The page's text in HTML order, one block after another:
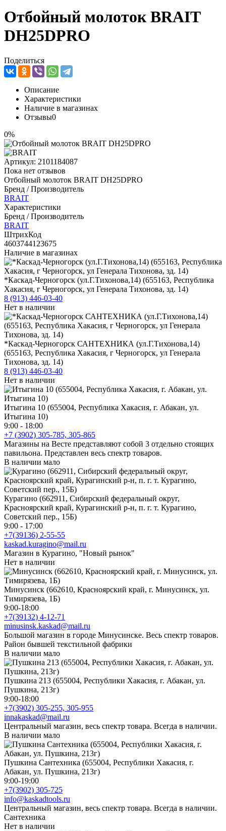
Отбойный молоток BRAIT
DH25DPRO
Поделиться
Описание
Характеристики
Наличие в магазинах
Отзывы0
0%
Артикул: 2101184087
Пока нет отзывов
Отбойный молоток BRAIT DH25DPRO
Бренд / Производитель
BRAIT
Характеристики
Бренд / Производитель
BRAIT
ШтрихКод
4603744123675
Наличие в магазинах
*Каскад-Черногорск (ул.Г.Тихонова,14) (655163, Республика
Хакасия, г Черногорск, ул Генерала Тихонова, зд. 14)
8 (913) 446-03-40
Нет в наличии
*Каскад-Черногорск САНТЕХНИКА (ул.Г.Тихонова,14)
(655163, Республика Хакасия, г Черногорск, ул Генерала
Тихонова, зд. 14)
8 (913) 446-03-40
Нет в наличии
Итыгина 10 (655004, Республика Хакасия, г. Абакан, ул.
Итыгина 10)
9:00 - 18:00
+7 (3902) 305-785, 305-865
Магазины на Весте представляют собой 3 отдельно стоящих
павильона. Представлен весь спектр товаров.
В наличии мало
Курагино (662911, Сибирский федеральный округ,
Красноярский край, Курагинский р-н, п. г. т. Курагино,
Советский пер., 15Б)
9:00 - 17:00
+7(39136) 2-55-55
kaskad.kuragino@mail.ru
Магазин в Курагино, "Новый рынок"
Нет в наличии
Минусинск (662610, Красноярский край, г. Минусинск, ул.
Тимирязева, 1Б)
9:00-18:00
+7(39132) 4-12-71
minusinsk.kaskad@mail.ru
Большой магазин в городе Минусинске. Весь спектр товаров.
Район бывшей текстильной фабрики
В наличии мало
Пушкина 213 (655004, Республики Хакасия, г. Абакан, ул.
Пушкина, 213г)
9:00-18:00
+7(3902) 305-255, 305-955
innakaskad@mail.ru
Центральный магазин, весь спектр товара. Всегда в наличии.
В наличии мало
Пушкина Сантехника (655004, Республики Хакасия, г.
Абакан, ул. Пушкина, 213г)
9:00-19:00
+7(3902) 305-725
info@kaskadtools.ru
Центральный магазин, весь спектр товара. Всегда в наличии.
Сантехника
Нет в наличии